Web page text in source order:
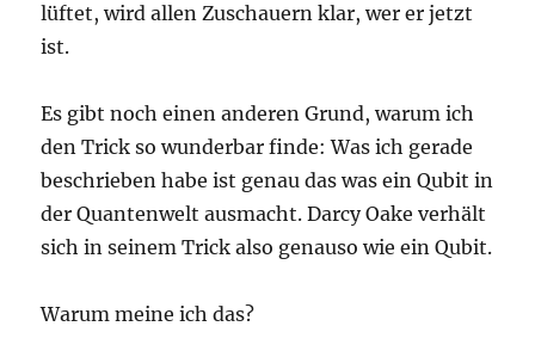
lüftet, wird allen Zuschauern klar, wer er jetzt
ist.
Es gibt noch einen anderen Grund, warum ich
den Trick so wunderbar finde: Was ich gerade
beschrieben habe ist genau das was ein Qubit in
der Quantenwelt ausmacht. Darcy Oake verhält
sich in seinem Trick also genauso wie ein Qubit.
Warum meine ich das?